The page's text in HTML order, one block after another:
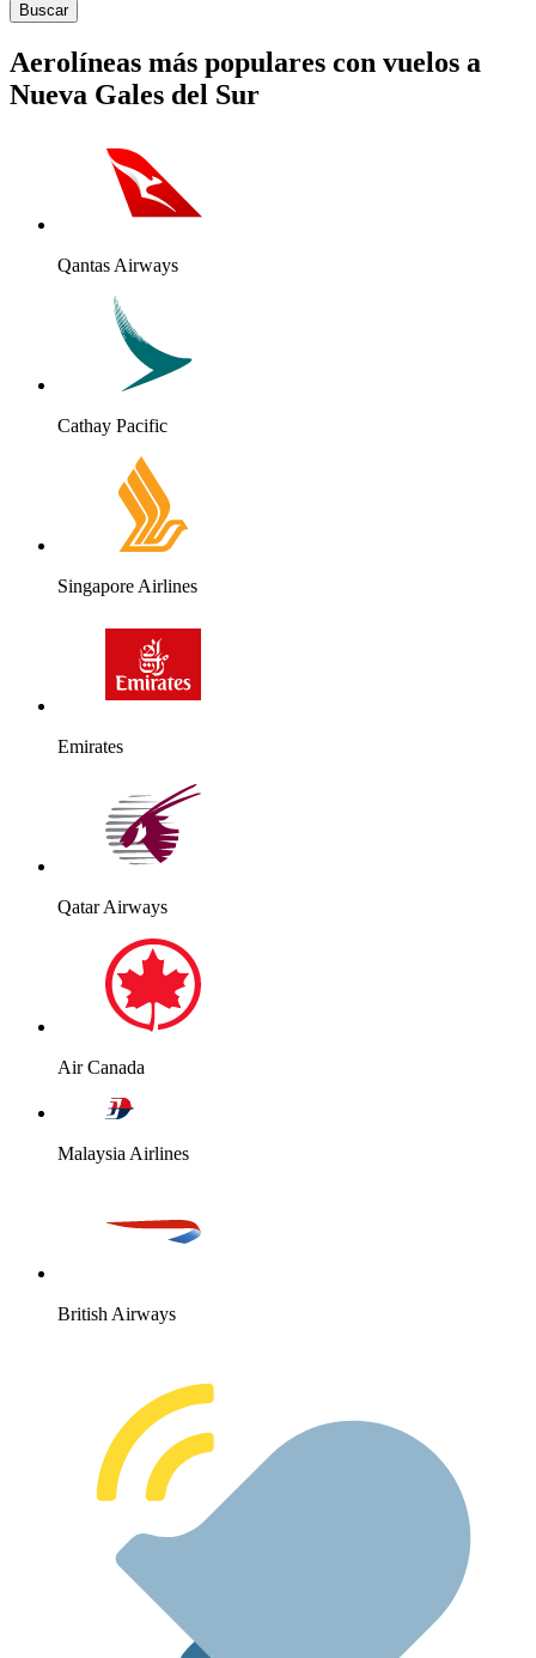
Buscar
Aerolíneas más populares con vuelos a
Nueva Gales del Sur
Qantas Airways
Cathay Pacific
Singapore Airlines
Emirates
Qatar Airways
Air Canada
Malaysia Airlines
British Airways